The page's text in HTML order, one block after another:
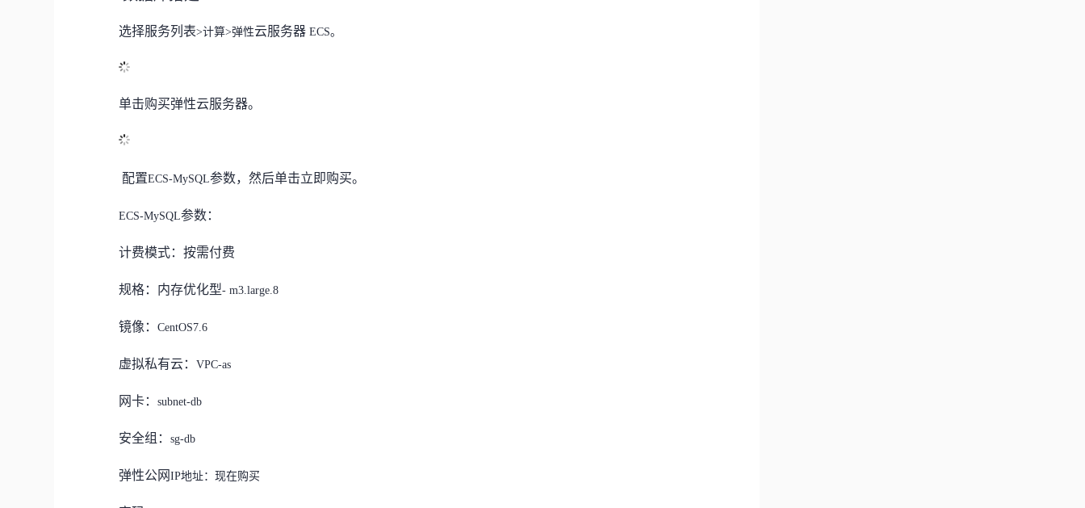
选择服务列表>计算>弹性云服务器 ECS。
单击购买弹性云服务器。
配置ECS-MySQL参数，然后单击立即购买。
ECS-MySQL参数：
计费模式：按需付费
规格： 内存优化型- m3.large.8
镜像 ：CentOS7.6
虚拟私有云：VPC-as
网卡：subnet-db
安全组 ：sg-db
弹性公网IP地址：现在购买